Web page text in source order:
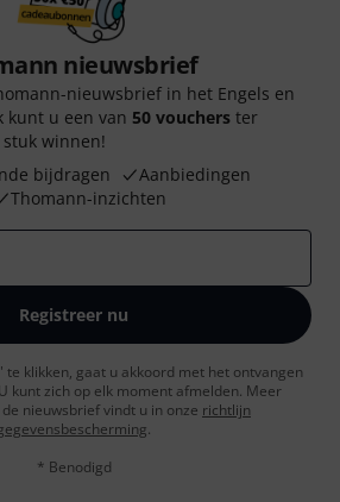
nieuwsbrief
nieuwsbrief in het Engels en
kunt u een van 50 vouchers ter
winnen!
bijdragen
Aanbiedingen
Thomann-inzichten
Registreer nu
te klikken, gaat u akkoord met het ontvangen
kunt zich op elk moment afmelden. Meer
nieuwsbrief vindt u in onze richtlijn
.
* Benodigd